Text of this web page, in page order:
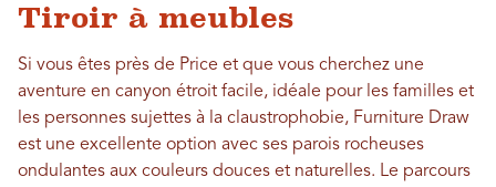
Tiroir à meubles
Si vous êtes près de Price et que vous cherchez une
aventure en canyon étroit facile, idéale pour les familles et
les personnes sujettes à la claustrophobie, Furniture Draw
est une excellente option avec ses parois rocheuses
ondulantes aux couleurs douces et naturelles. Le parcours